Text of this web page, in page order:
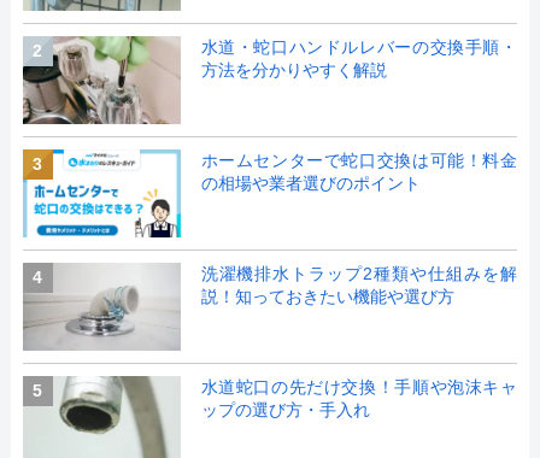
2
水道・蛇口ハンドルレバーの交換手順・
方法を分かりやすく解説
3
ホームセンターで蛇口交換は可能！料金
の相場や業者選びのポイント
4
洗濯機排水トラップ2種類や仕組みを解
説！知っておきたい機能や選び方
5
水道蛇口の先だけ交換！手順や泡沫キャ
ップの選び方・手入れ